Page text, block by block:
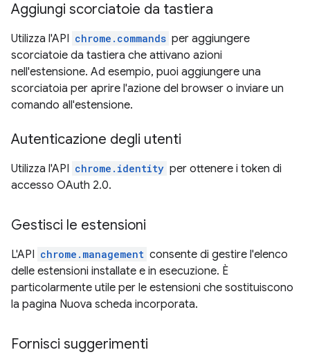
Aggiungi scorciatoie da tastiera
Utilizza l'API chrome.commands per aggiungere
scorciatoie da tastiera che attivano azioni
nell'estensione. Ad esempio, puoi aggiungere una
scorciatoia per aprire l'azione del browser o inviare un
comando all'estensione.
Autenticazione degli utenti
Utilizza l'API chrome.identity per ottenere i token di
accesso OAuth 2.0.
Gestisci le estensioni
L'API chrome.management consente di gestire l'elenco
delle estensioni installate e in esecuzione. È
particolarmente utile per le estensioni che sostituiscono
la pagina Nuova scheda incorporata.
Fornisci suggerimenti